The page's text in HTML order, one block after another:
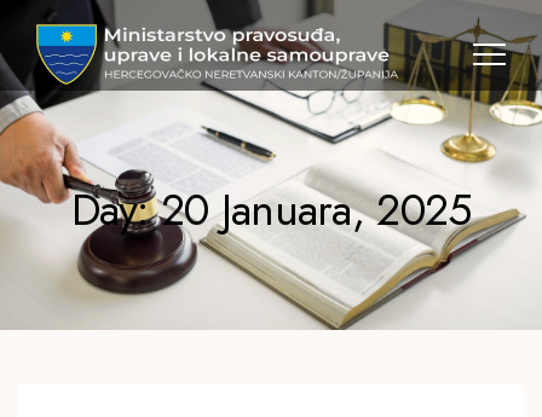
MPULS
HNK
Day: 20 Januara, 2025